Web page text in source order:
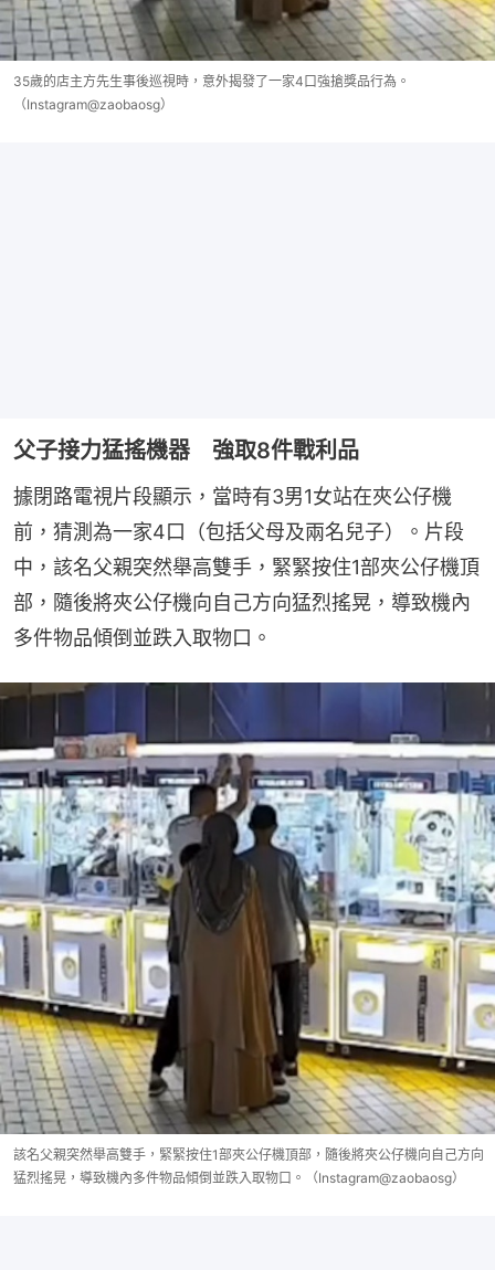
35歲的店主方先生事後巡視時，意外揭發了一家4口強搶獎品行為。
（Instagram@zaobaosg）
父子接力猛搖機器 強取8件戰利品
據閉路電視片段顯示，當時有3男1女站在夾公仔機
前，猜測為一家4口（包括父母及兩名兒子）。片段
中，該名父親突然舉高雙手，緊緊按住1部夾公仔機頂
部，隨後將夾公仔機向自己方向猛烈搖晃，導致機內
多件物品傾倒並跌入取物口。
該名父親突然舉高雙手，緊緊按住1部夾公仔機頂部，隨後將夾公仔機向自己方向
猛烈搖晃，導致機內多件物品傾倒並跌入取物口。（Instagram@zaobaosg）